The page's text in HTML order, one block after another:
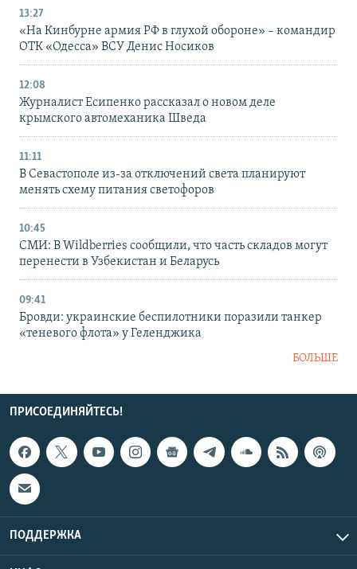
13:27
«На Кинбурне армия РФ в глухой обороне» – командир
ОТК «Одесса» ВСУ Денис Носиков
12:08
Журналист Есипенко рассказал о новом деле
крымского автомеханика Шведа
11:11
В Севастополе из-за отключений света планируют
менять схему питания светофоров
10:45
СМИ: В Wildberries сообщили, что часть складов могут
перенести в Узбекистан и Беларусь
09:41
Бровди: украинские беспилотники поразили танкер
«теневого флота» у Геленджика
БОЛЬШЕ
ПРИСОЕДИНЯЙТЕСЬ!
ПОДДЕРЖКА